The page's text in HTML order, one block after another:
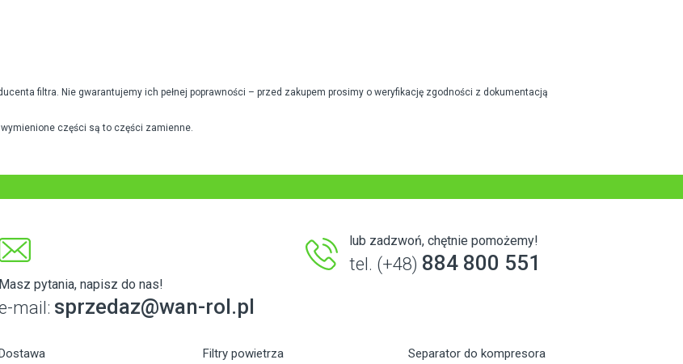
filtra. Nie gwarantujemy ich pełnej poprawności – przed zakupem prosimy o weryfikację zgodności z dokumentacją
części są to części zamienne.
Masz pytania, napisz do nas!
mail: sprzedaz@wan-rol.pl
lub zadzwoń, chętnie pomożemy!
tel. (+48) 884 800 551
Filtry powietrza Separator do kompresora